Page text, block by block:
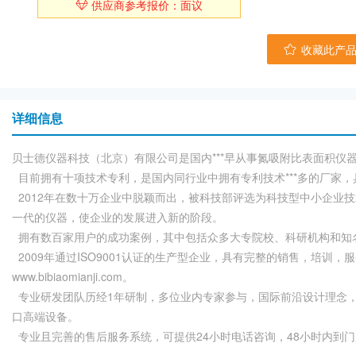
供应商参考报价：面议
收藏此产品
详细信息
贝士德仪器科技（北京）有限公司是国内***早从事氮吸附比表面积
目前拥有十项技术专利，是国内同行业中拥有专利技术***多的厂
2012年在数十万企业中脱颖而出，被科技部评选为科技型中小企业
一代的仪器，使企业的发展进入新的阶段。
拥有数百家用户的成功案例，其中包括众多大专院校、科研机构和
2009年通过ISO9001认证的生产型企业，具有完整的销售，培训，
www.bibiaomianji.com。
专业研发团队历经1年研制，多位业内专家参与，国际前沿设计理
口高端设备。
专业且完善的售后服务系统，可提供24小时电话咨询，48小时内到